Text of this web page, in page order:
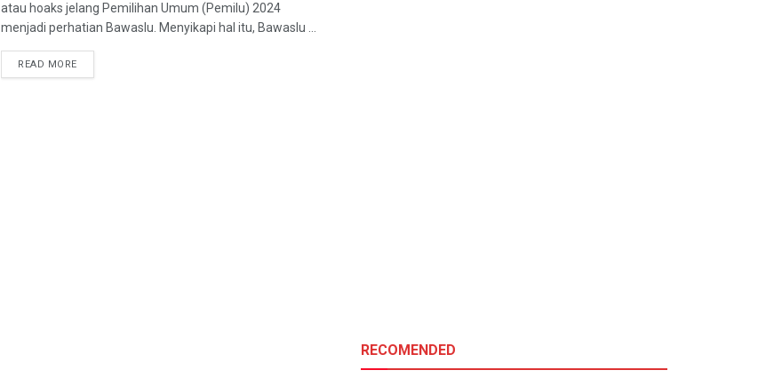
atau hoaks jelang Pemilihan Umum (Pemilu) 2024
menjadi perhatian Bawaslu. Menyikapi hal itu, Bawaslu ...
READ MOREDETAILS
RECOMENDED